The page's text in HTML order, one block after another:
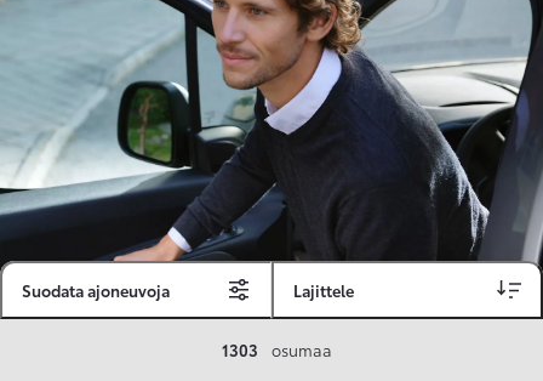
Suodata ajoneuvoja Lajittele
1303 osumaa